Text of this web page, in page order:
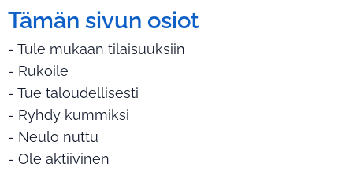
Tämän sivun osiot
- Tule mukaan tilaisuuksiin
- Rukoile
- Tue taloudellisesti
- Ryhdy kummiksi
- Neulo nuttu
- Ole aktiivinen